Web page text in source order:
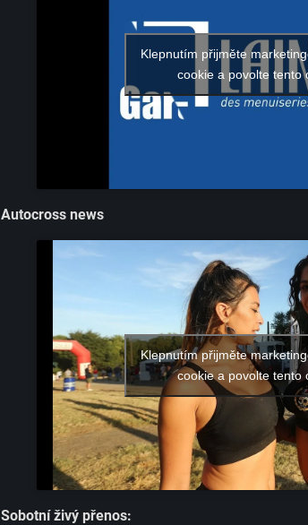
Klepnutím přijměte
cookie a povolte tento
Autocross news
Klepnutím přijměte
cookie a povolte tento
Sobotní živý přenos: